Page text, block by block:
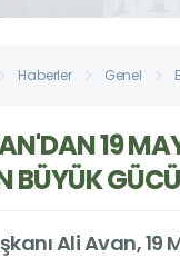
Haberler Genel
19
BÜYÜK
Ali Avan,